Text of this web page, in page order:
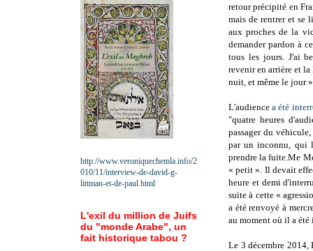
retour précipité en
mais de rentrer et se
aux proches de la
demander pardon à
tous les jours. J'ai
revenir en arrière et la
nuit, et même le jour
L'audiencea été
"quatre heures
passager du véhicule,
par un inconnu, qui
prendre la fuite.Me
« petit ». Il devait
heure et demi
suite à cette «
a été renvoyé à
au moment où il a
Le 3 décembre
http://www.veroniquechemla.info/2
010/11/interview-de-david-g-
littman-et-de-paul.html
L'exil du million de Juifs
du "monde Arabe", un
fait historique tabou ?